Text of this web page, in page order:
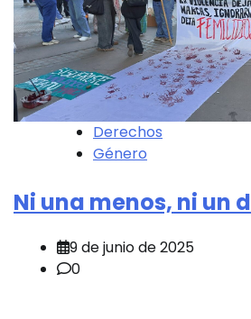
Derechos
Género
Ni una menos, ni un
9 de junio de 2025
0